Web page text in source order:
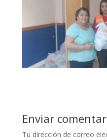
Enviar
Tu dirección de correo